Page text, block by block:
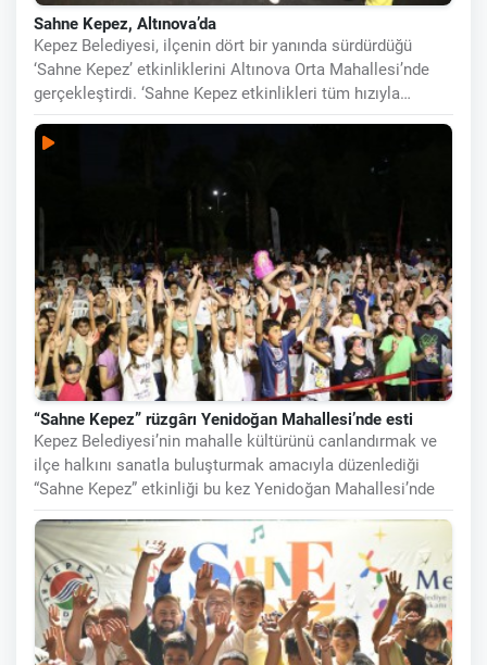
Sahne Kepez, Altınova’da
Kepez Belediyesi, ilçenin dört bir yanında sürdürdüğü
‘Sahne Kepez’ etkinliklerini Altınova Orta Mahallesi’nde
gerçekleştirdi. ‘Sahne Kepez etkinlikleri tüm hızıyla
sürüyor.
“Sahne Kepez” rüzgârı Yenidoğan Mahallesi’nde esti
Kepez Belediyesi’nin mahalle kültürünü canlandırmak ve
ilçe halkını sanatla buluşturmak amacıyla düzenlediği
“Sahne Kepez” etkinliği bu kez Yenidoğan Mahallesi’nde